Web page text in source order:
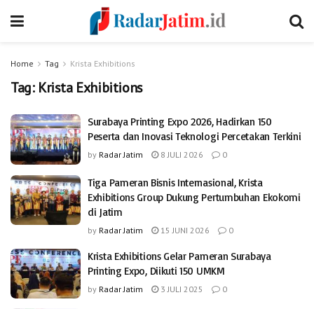
Home Tag Krista Exhibitions
Tag: Krista Exhibitions
Surabaya Printing Expo 2026, Hadirkan 150
Peserta dan Inovasi Teknologi Percetakan Terkini
by Radar Jatim 8 JULI 2026 0
Tiga Pameran Bisnis Internasional, Krista
Exhibitions Group Dukung Pertumbuhan Ekokomi
di Jatim
by Radar Jatim 15 JUNI 2026 0
Krista Exhibitions Gelar Pameran Surabaya
Printing Expo, Diikuti 150 UMKM
by Radar Jatim 3 JULI 2025 0